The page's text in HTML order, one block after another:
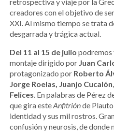
retrospectiva y viaje por la
creadores con el objetivo de
XXI. Al mismo tiempo se trata
desgarrada y trágica actual.
Del 11 al 15 de julio podremos
montaje dirigido por Juan
protagonizado por Roberto
Jorge Roelas, Juanjo Cucalón,
Felices. En palabras de Pérez
que gira esteAnfitriónde
identidad y sus mil rostros.
confusión y neurosis, de donde